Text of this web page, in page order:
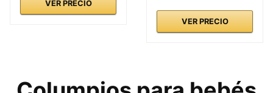
VER PRECIO
VER PRECIO